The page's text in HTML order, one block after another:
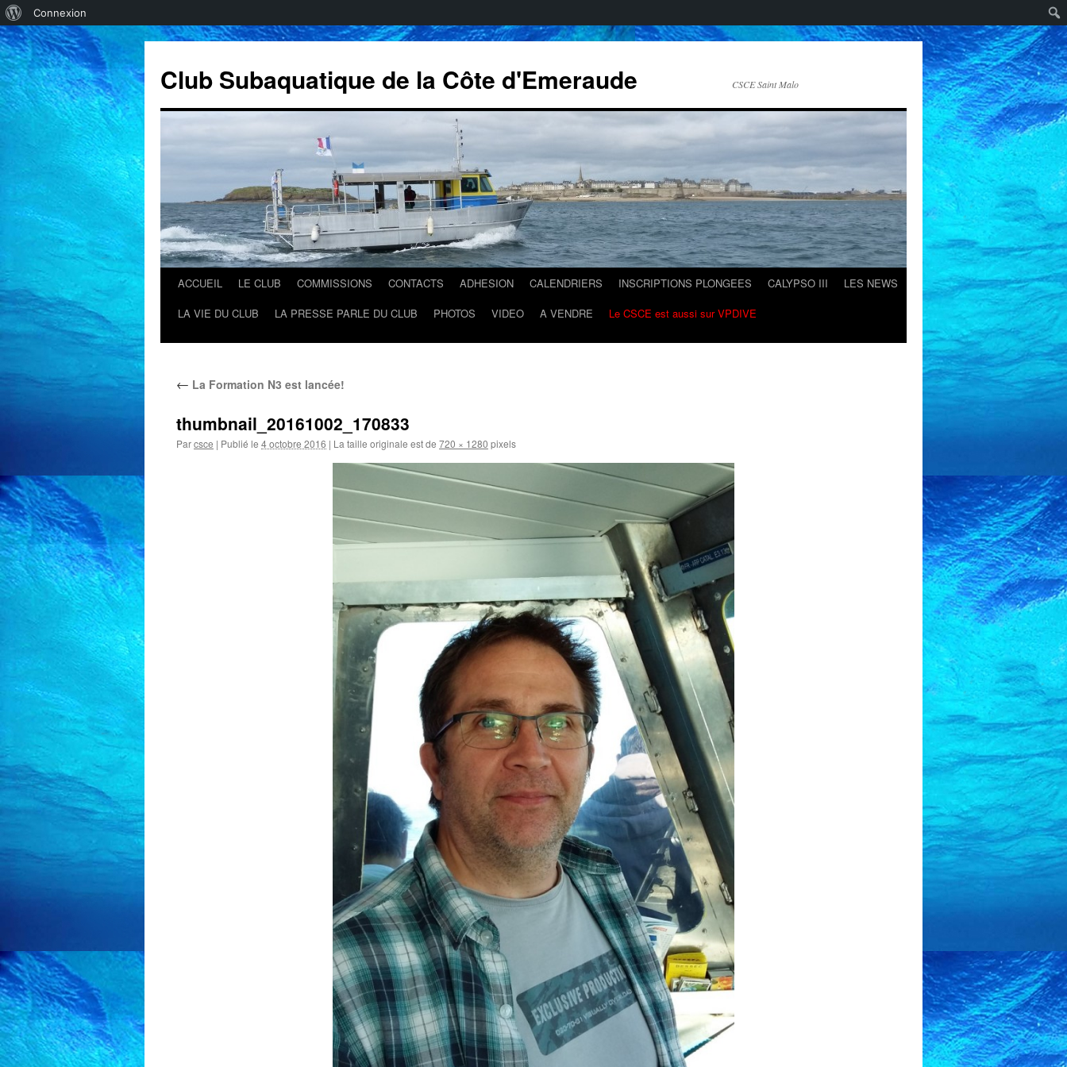
propos
de
WordPress
Connexion
Club Subaquatique de la Côte d'Emeraude CSCE Saint Malo
Aller
contenu
ACCUEIL LE CLUB COMMISSIONS CONTACTS ADHESION CALENDRIERS INSCRIPTIONS PLONGEES CALYPSO III
LES NEWS
LA VIE DU CLUB
LA PRESSE PARLE DU CLUB PHOTOS VIDEO A VENDRE Le CSCE est aussi sur VPDIVE
← La Formation N3 est lancée!
thumbnail_20161002_170833
Parcsce | Publié le 4 octobre 2016 | La taille originale est de 720 × 1280 pixels